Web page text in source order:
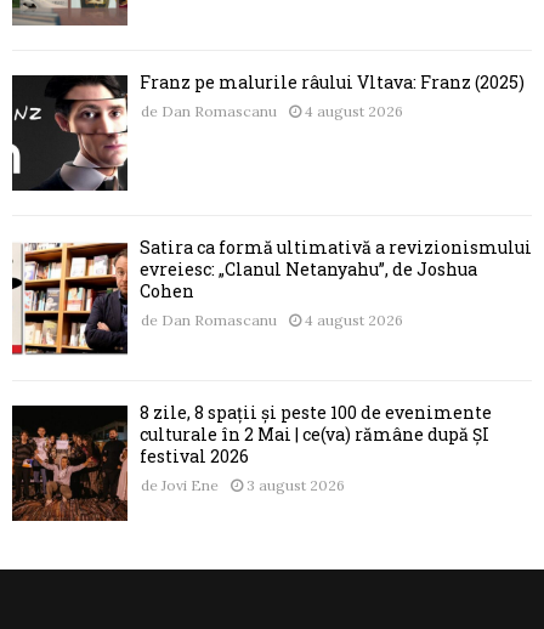
Franz pe malurile râului Vltava: Franz (2025)
de Dan Romascanu 4 august 2026
Satira ca formă ultimativă a revizionismului
evreiesc: „Clanul Netanyahu”, de Joshua
Cohen
de Dan Romascanu 4 august 2026
8 zile, 8 spații și peste 100 de evenimente
culturale în 2 Mai | ce(va) rămâne după ȘI
festival 2026
de Jovi Ene 3 august 2026